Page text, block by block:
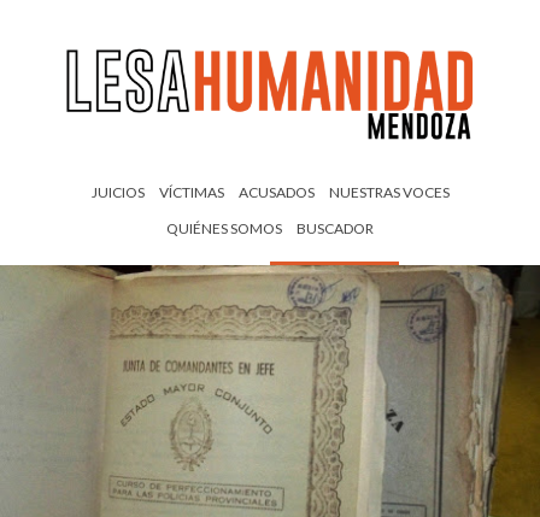
JUICIOS VÍCTIMAS ACUSADOS
NUESTRAS VOCES
QUIÉNES SOMOS
BUSCADOR